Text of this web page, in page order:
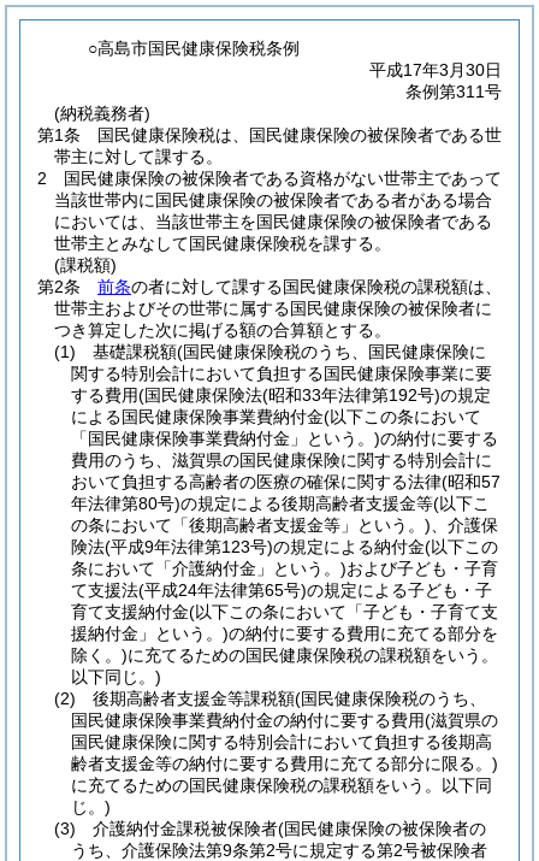
○高島市国民健康保険税条例
平成17年3月30日
条例第311号
(納税義務者)
第1条
国民健康保険税は、国民健康保険の被保険者である世
帯主に対して課する。
2
国民健康保険の被保険者である資格がない世帯主であって
当該世帯内に国民健康保険の被保険者である者がある場合
においては、当該世帯主を国民健康保険の被保険者である
世帯主とみなして国民健康保険税を課する。
(課税額)
第2条
前条の者に対して課する国民健康保険税の課税額は、
世帯主およびその世帯に属する国民健康保険の被保険者に
つき算定した次に掲げる額の合算額とする。
(1)
基礎課税額(国民健康保険税のうち、国民健康保険に
関する特別会計において負担する国民健康保険事業に要
する費用(国民健康保険法(昭和33年法律第192号)の規定
による国民健康保険事業費納付金(以下この条において
「国民健康保険事業費納付金」という。)の納付に要する
費用のうち、滋賀県の国民健康保険に関する特別会計に
おいて負担する高齢者の医療の確保に関する法律(昭和57
年法律第80号)の規定による後期高齢者支援金等(以下こ
の条において「後期高齢者支援金等」という。) 、介護保
険法(平成9年法律第123号)の規定による納付金(以下この
条において「介護納付金」という。)および子ども・子育
て支援法(平成24年法律第65号)の規定による子ども・子
育て支援納付金(以下この条において「子ども・子育て支
援納付金」という。)の納付に要する費用に充てる部分を
除く。)に充てるための国民健康保険税の課税額をいう。
以下同じ。)
(2)
後期高齢者支援金等課税額(国民健康保険税のうち、
国民健康保険事業費納付金の納付に要する費用(滋賀県の
国民健康保険に関する特別会計において負担する後期高
齢者支援金等の納付に要する費用に充てる部分に限る。)
に充てるための国民健康保険税の課税額をいう。以下同
じ。)
(3)
介護納付金課税被保険者(国民健康保険の被保険者の
うち、介護保険法第9条第2号に規定する第2号被保険者